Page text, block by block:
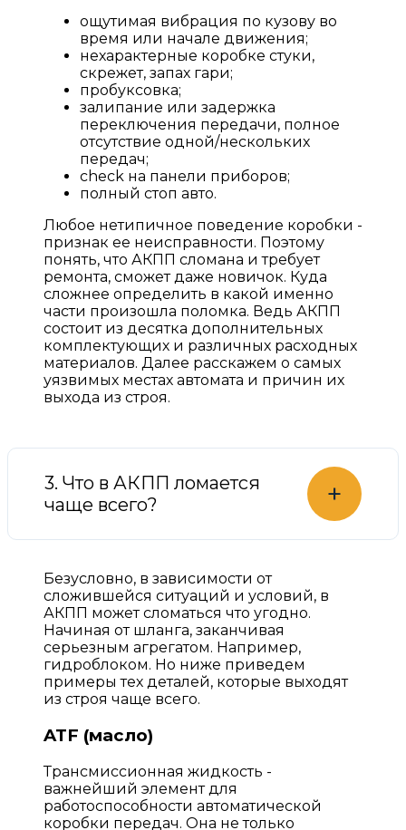
ощутимая вибрация по кузову во
время или начале движения;
нехарактерные коробке стуки,
скрежет, запах гари;
пробуксовка;
залипание или задержка
переключения передачи, полное
отсутствие одной/нескольких
передач;
check на панели приборов;
полный стоп авто.
Любое нетипичное поведение коробки -
признак ее неисправности. Поэтому
понять, что АКПП сломана и требует
ремонта, сможет даже новичок. Куда
сложнее определить в какой именно
части произошла поломка. Ведь АКПП
состоит из десятка дополнительных
комплектующих и различных расходных
материалов. Далее расскажем о самых
уязвимых местах автомата и причин их
выхода из строя.
3. Что в АКПП ломается
чаще всего?
+
Безусловно, в зависимости от
сложившейся ситуаций и условий, в
АКПП может сломаться что угодно.
Начиная от шланга, заканчивая
серьезным агрегатом. Например,
гидроблоком. Но ниже приведем
примеры тех деталей, которые выходят
из строя чаще всего.
ATF (масло)
Трансмиссионная жидкость -
важнейший элемент для
работоспособности автоматической
коробки передач. Она не только